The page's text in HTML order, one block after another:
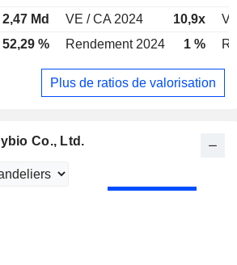
2,47 Md VE / CA 2024 10,9x
52,29 % Rendement 2024 1 %
Plus de ratios de valorisation
Co., Ltd.